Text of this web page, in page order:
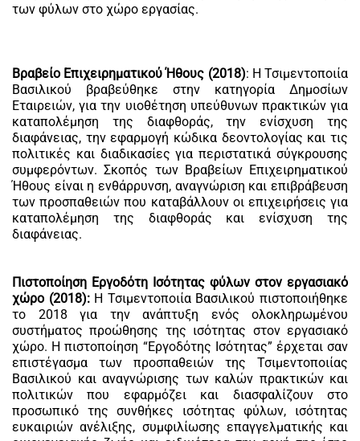
των φύλων στο χώρο εργασίας.
Βραβείο Επιχειρηματικού Ήθους (2018): Η Τσιμεντοποιία
Βασιλικού βραβεύθηκε στην κατηγορία Δημοσίων
Εταιρειών, για την υιοθέτηση υπεύθυνων πρακτικών για
καταπολέμηση της διαφθοράς, την ενίσχυση της
διαφάνειας, την εφαρμογή κώδικα δεοντολογίας και τις
πολιτικές και διαδικασίες για περιστατικά σύγκρουσης
συμφερόντων. Σκοπός των Βραβείων Επιχειρηματικού
Ήθους είναι η ενθάρρυνση, αναγνώριση και επιβράβευση
των προσπαθειών που καταβάλλουν οι επιχειρήσεις για
καταπολέμηση της διαφθοράς και ενίσχυση της
διαφάνειας.
Πιστοποίηση Εργοδότη Ισότητας φύλων στον εργασιακό
χώρο (2018): Η Τσιμεντοποιία Βασιλικού πιστοποιήθηκε
το 2018 για την ανάπτυξη ενός ολοκληρωμένου
συστήματος προώθησης της ισότητας στον εργασιακό
χώρο. Η πιστοποίηση “Εργοδότης Ισότητας” έρχεται σαν
επιστέγασμα των προσπαθειών της Τσιμεντοποιίας
Βασιλικού και αναγνώρισης των καλών πρακτικών και
πολιτικών που εφαρμόζει και διασφαλίζουν στο
προσωπικό της συνθήκες ισότητας φύλων, ισότητας
ευκαιριών ανέλιξης, συμφιλίωσης επαγγελματικής και